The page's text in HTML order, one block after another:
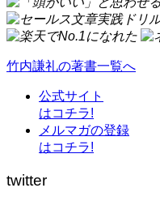
竹内謙礼の著書一覧へ
公式サイト
はコチラ!
メルマガの登録
はコチラ!
twitter